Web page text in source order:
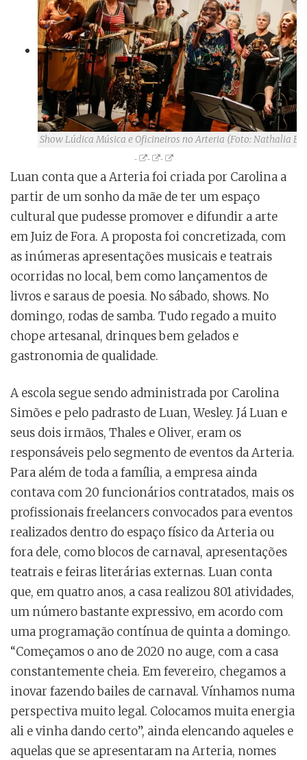
Show Lúdica Música e Oficineiros no Arteria (Foto: Nathalia
Luan conta que a Arteria foi criada por Carolina a
partir de um sonho da mãe de ter um espaço
cultural que pudesse promover e difundir a arte
em Juiz de Fora. A proposta foi concretizada, com
as inúmeras apresentações musicais e teatrais
ocorridas no local, bem como lançamentos de
livros e saraus de poesia. No sábado, shows. No
domingo, rodas de samba. Tudo regado a muito
chope artesanal, drinques bem gelados e
gastronomia de qualidade.
A escola segue sendo administrada por Carolina
Simões e pelo padrasto de Luan, Wesley. Já Luan e
seus dois irmãos, Thales e Oliver, eram os
responsáveis pelo segmento de eventos da Arteria.
Para além de toda a família, a empresa ainda
contava com 20 funcionários contratados, mais os
profissionais freelancers convocados para eventos
realizados dentro do espaço físico da Arteria ou
fora dele, como blocos de carnaval, apresentações
teatrais e feiras literárias externas. Luan conta
que, em quatro anos, a casa realizou 801 atividades,
um número bastante expressivo, em acordo com
uma programação contínua de quinta a domingo.
“Começamos o ano de 2020 no auge, com a casa
constantemente cheia. Em fevereiro, chegamos a
inovar fazendo bailes de carnaval. Vínhamos numa
perspectiva muito legal. Colocamos muita energia
ali e vinha dando certo”, ainda elencando aqueles e
aquelas que se apresentaram na Arteria, nomes